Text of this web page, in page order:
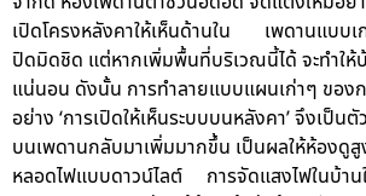
เปิดโครงหลังคาให้เห็นด้านใน เพดานแบบเ
ปิดมิดชิด แต่หากเพิ่มพื้นที่บริเวณนี้ได้ จะทำให้
แน่นอน ดังนั้น การทำลายแบบแผนเก่าๆ ของ
อย่าง ‘การเปิดให้เห็นระบบบนหลังคา’ จึงเป็น
บนเพดานกลับมาเพิ่มมากขึ้น เป็นผลให้ห้องดูสู
หลอดไฟแบบดาวน์ไลต์ การจัดแสงไฟในบ้าน